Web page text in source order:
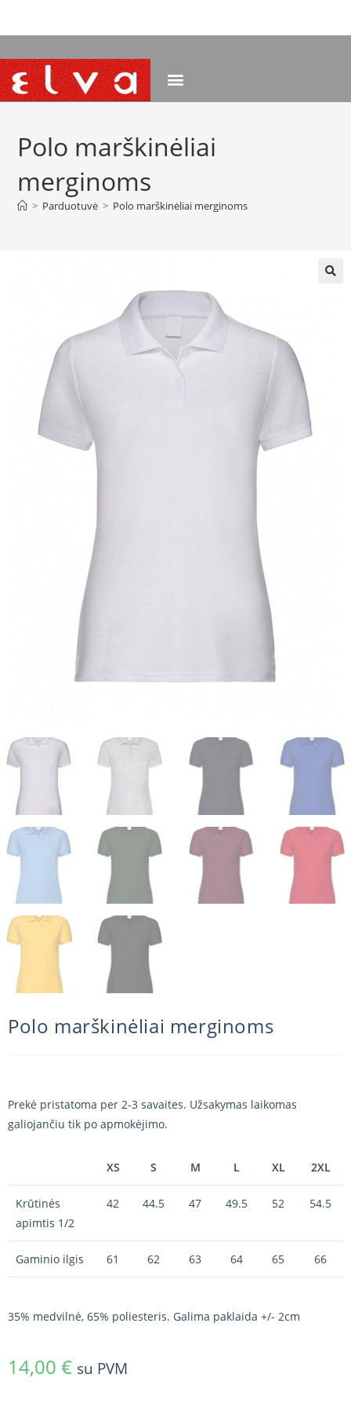
Polo marškinėliai
merginoms
> Parduotuvė > Polo marškinėliai merginoms
Polo marškinėliai merginoms
Prekė pristatoma per 2-3 savaites. Užsakymas laikomas
galiojančiu tik po apmokėjimo.
XS S M L XL 2XL
Krūtinės
apimtis 1/2
42 44.5 47 49.5 52 54.5
Gaminio ilgis 61 62 63 64 65 66
35% medvilnė, 65% poliesteris. Galima paklaida +/- 2cm
14,00 € su PVM